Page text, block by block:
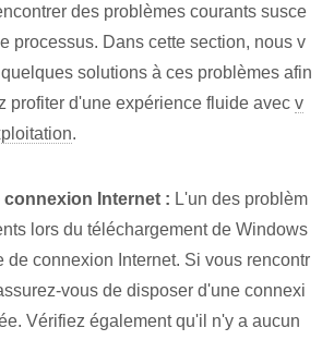
des problèmes courants susce
processus. Dans cette section, nous v
solutions à ces problèmes afin
profiter d'une expérience fluide avec v
.
connexion Internet : L'un des problèm
lors du téléchargement de Windows
de connexion Internet. Si vous rencontr
vous de disposer⁢ d'une connexi
Vérifiez également qu'il n'y a aucun